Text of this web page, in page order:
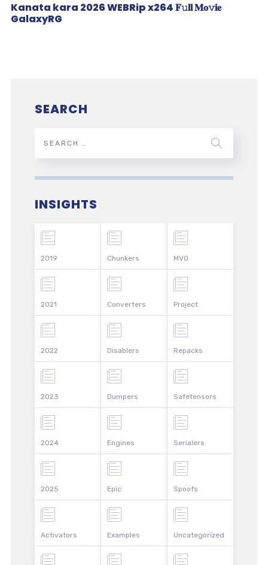
Kanata kara 2026 WEBRip x264 𝐅𝚞𝐥𝐥 𝐌𝐨𝚟𝐢𝐞
GalaxyRG
SEARCH
INSIGHTS
2019
2021
2022
2023
2024
2025
Activators
Chunkers
Converters
Disablers
Dumpers
Engines
Epic
Examples
MVO
Project
Repacks
Safetensors
Serialers
Spoofs
Uncategorized